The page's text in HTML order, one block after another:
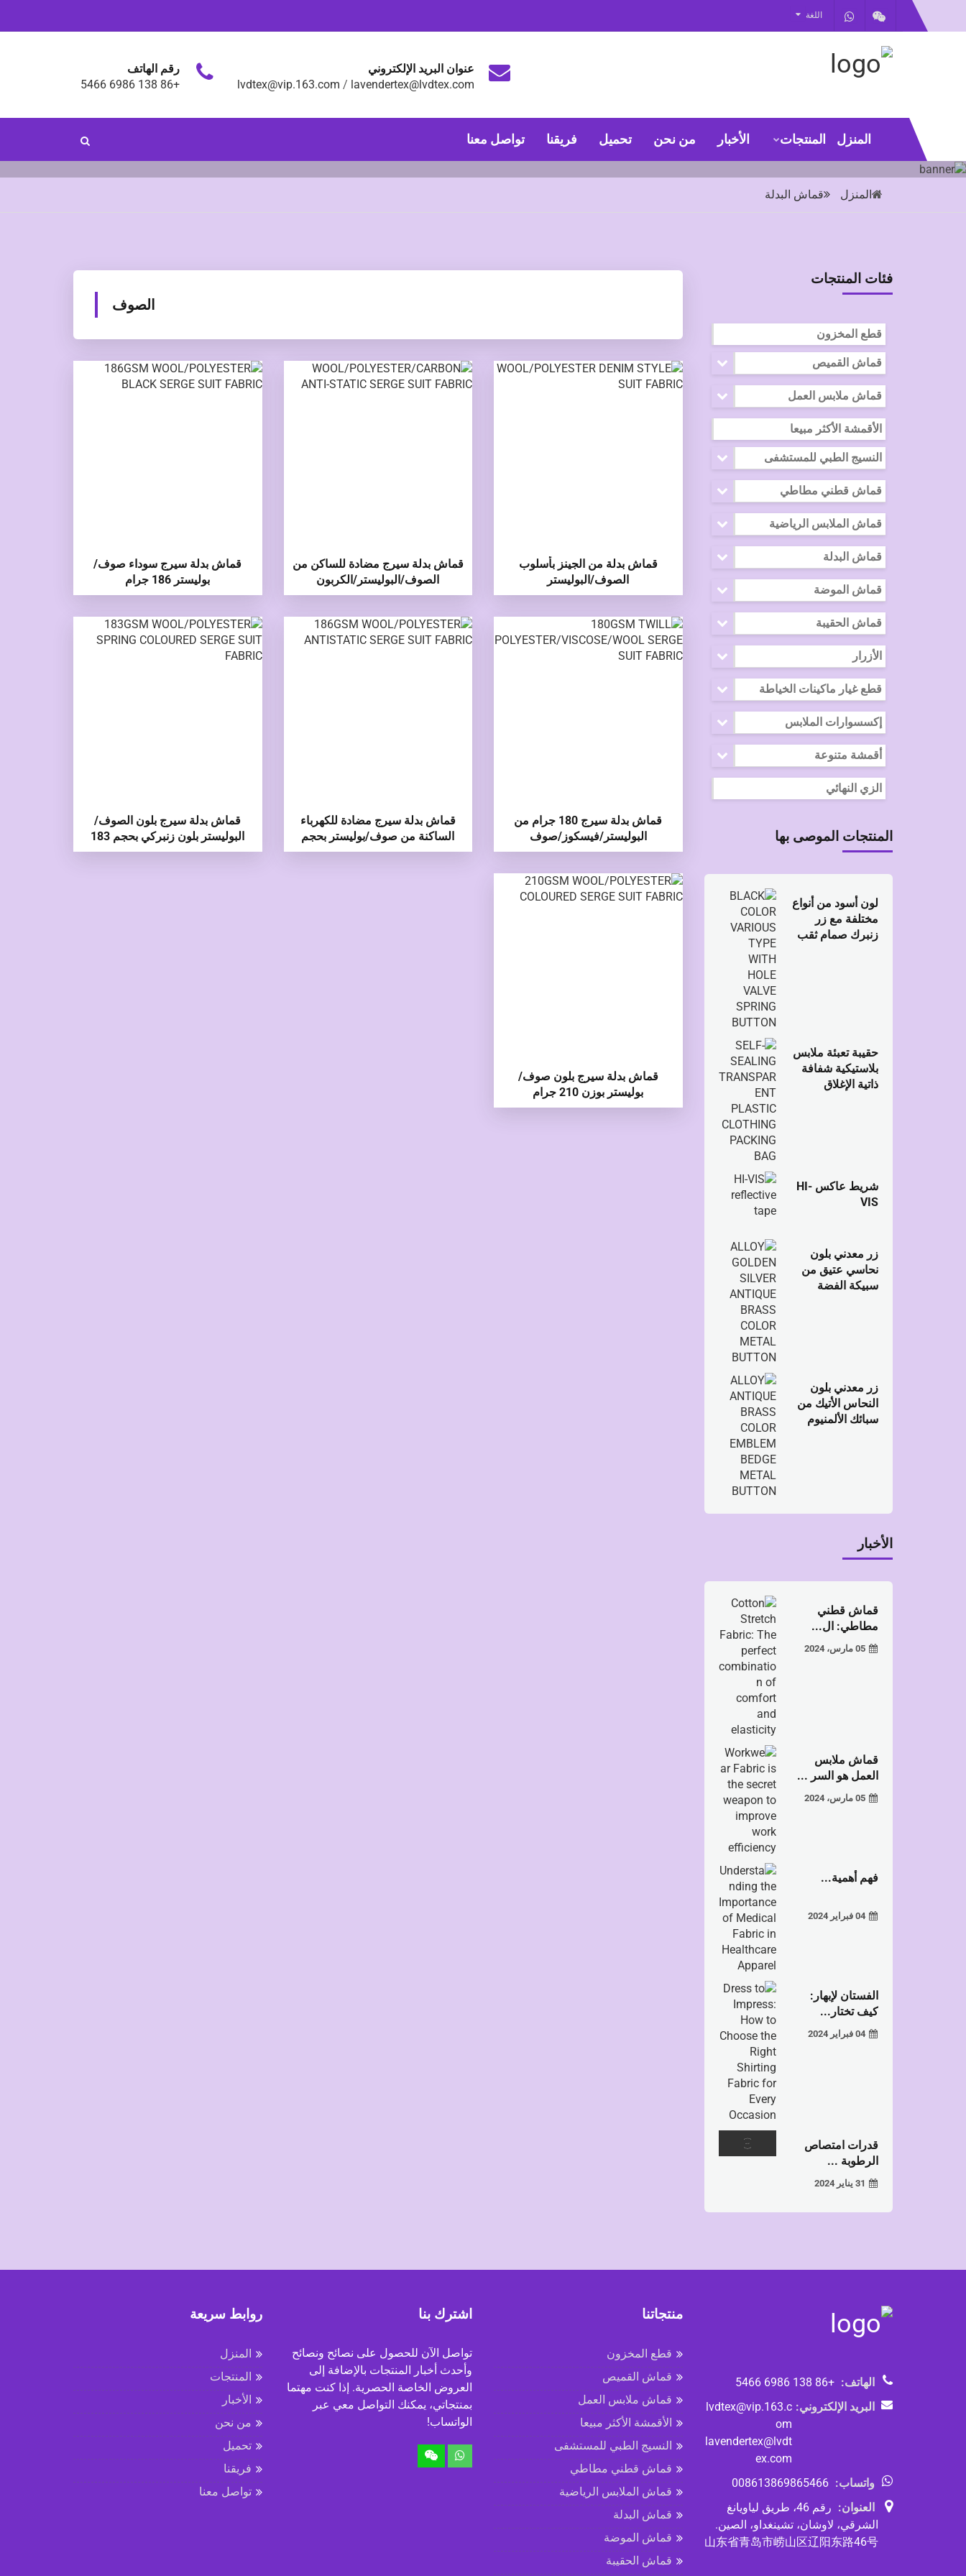
اللغة
عنوان البريد الإلكتروني
lvdtex@vip.163.com / lavendertex@lvdtex.com
رقم الهاتف
+86 138 6986 5466
المنزل المنتجات الأخبار من نحن تحميل فريقنا تواصل معنا
المنزل قماش البدلة
الصوف
قماش بدلة من الجينز بأسلوب
الصوف/البوليستر
قماش بدلة سيرج مضادة للساكن من
الصوف/البوليستر/الكربون
قماش بدلة سيرج سوداء صوف/
بوليستر 186 جرام
قماش بدلة سيرج 180 جرام من
البوليستر/فيسكوز/صوف
قماش بدلة سيرج مضادة للكهرباء
الساكنة من صوف/بوليستر بحجم
186 جرام
قماش بدلة سيرج بلون الصوف/
البوليستر بلون زنبركي بحجم 183
جرام
قماش بدلة سيرج بلون صوف/
بوليستر بوزن 210 جرام
فئات المنتجات
قطع المخزون
قماش القميص
قماش ملابس العمل
الأقمشة الأكثر مبيعا
النسيج الطبي للمستشفى
قماش قطني مطاطي
قماش الملابس الرياضية
قماش البدلة
قماش الموضة
قماش الحقيبة
الأزرار
قطع غيار ماكينات الخياطة
إكسسوارات الملابس
أقمشة متنوعة
الزي النهائي
المنتجات الموصى بها
لون أسود من أنواع
مختلفة مع زر
زنبرك صمام ثقب
حقيبة تعبئة ملابس
بلاستيكية شفافة
ذاتية الإغلاق
شريط عاكس HI-
VIS
زر معدني بلون
نحاسي عتيق من
سبيكة الفضة
زر معدني بلون
النحاس الأتيك من
سبائك الألمنيوم
الأخبار
قماش قطني
مطاطي: ال...
05 مارس، 2024
قماش ملابس
العمل هو السر ...
05 مارس، 2024
فهم أهمية...
04 فبراير 2024
الفستان لإبهار:
كيف تختار...
04 فبراير 2024
قدرات امتصاص
الرطوبة ...
31 يناير 2024
الهاتف: +86 138 6986 5466
البريد الإلكتروني: lvdtex@vip.163.c
om
lavendertex@lvdt
ex.com
واتساب: 008613869865466
العنوان:
رقم 46، طريق لياويانغ
الشرقي، لاوشان، تشينغداو، الصين.
山东省青岛市崂山区辽阳东路46号
منتجاتنا
قطع المخزون
قماش القميص
قماش ملابس العمل
الأقمشة الأكثر مبيعا
النسيج الطبي للمستشفى
قماش قطني مطاطي
قماش الملابس الرياضية
قماش البدلة
قماش الموضة
قماش الحقيبة
اشترك بنا
تواصل الآن للحصول على نصائح ونصائح
وأحدث أخبار المنتجات بالإضافة إلى
العروض الخاصة الحصرية. إذا كنت مهتما
بمنتجاتي، يمكنك التواصل معي عبر
الواتساب!
روابط سريعة
المنزل
المنتجات
الأخبار
من نحن
تحميل
فريقنا
تواصل معنا